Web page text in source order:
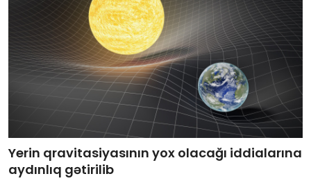
Yerin qravitasiyasının yox olacağı iddialarına
aydınlıq gətirilib